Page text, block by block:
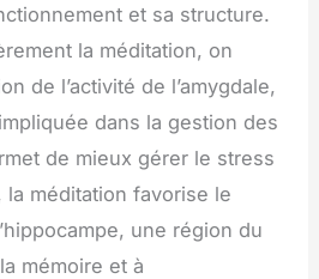
et sa structure.
la méditation, on
de l’activité de l’amygdale,
dans la gestion des
de mieux gérer le stress
la méditation favorise le
une région du
mémoire et à